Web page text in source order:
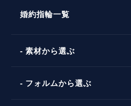
パーフェクトプロポーズリング
婚約指輪マッチング診断
ダイヤモンドの品質とは？
タイミング
婚約指輪一覧
素材から選ぶ
フォルムから選ぶ